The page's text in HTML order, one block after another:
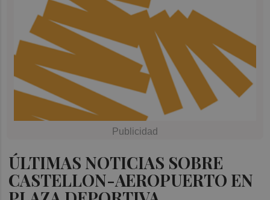
ÚLTIMAS NOTICIAS SOBRE
CASTELLON-AEROPUERTO EN